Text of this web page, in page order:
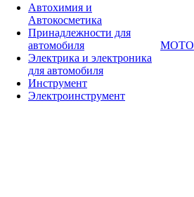
Автохимия и
Автокосметика
Принадлежности для
автомобиля
Электрика и электроника
для автомобиля
Инструмент
Электроинструмент
МОТО